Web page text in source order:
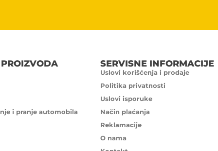
i pranje automobila
SERVISNE INFORMACIJE
Uslovi korišćenja i prodaje
Politika privatnosti
Uslovi isporuke
Način plaćanja
Reklamacije
O nama